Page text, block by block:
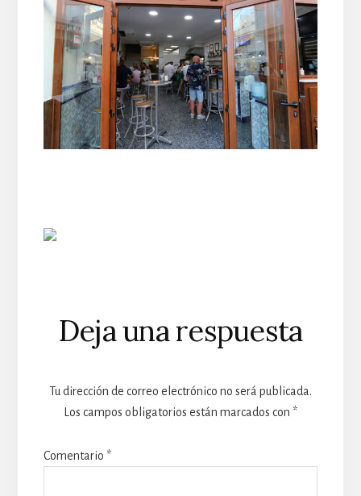
Reader
Interactions
Deja una respuesta
Tu dirección de correo electrónico no será publicada.
Los campos obligatorios están marcados con *
Comentario *